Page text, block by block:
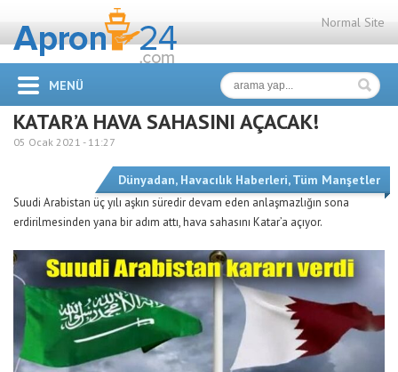
Normal Site
MENÜ
KATAR’A HAVA SAHASINI AÇACAK!
05 Ocak 2021 - 11:27
Dünyadan, Havacılık Haberleri,Tüm Manşetler
Suudi Arabistan üç yılı aşkın süredir devam eden anlaşmazlığın sona
erdirilmesinden yana bir adım attı, hava sahasını Katar’a açıyor.